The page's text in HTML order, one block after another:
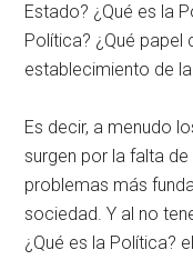
Estado? ¿Qué es la
Política? ¿Qué papel
establecimiento de
Es decir, a menudo
surgen por la falta
problemas más
sociedad. Y al no
¿Qué es la Política?